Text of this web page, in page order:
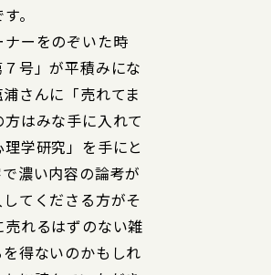
。
ーをのぞいた時
号」が平積みにな
さんに「売れてま
はみな手に入れて
学研究」を手にと
濃い内容の論考が
てくださる方がそ
れるはずのない雑
得ないのかもしれ